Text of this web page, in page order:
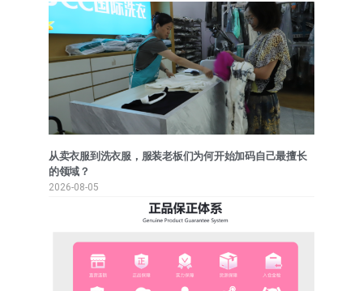
从卖衣服到洗衣服，服装老板们为何开始加码自己最擅长
的领域？
2026-08-05